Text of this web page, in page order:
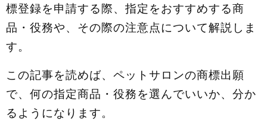
標登録を申請する際、指定をおすすめする商
品・役務や、その際の注意点について解説しま
す。
この記事を読めば、ペットサロンの商標出願
で、何の指定商品・役務を選んでいいか、分か
るようになります。